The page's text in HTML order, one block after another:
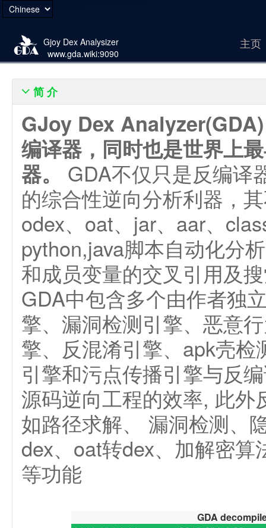
Gjoy Dex Analysizer
www.gda.wiki:9090
主页
简 介

GJoy Dex
编译器，同时也是世界上
器。
GDA不仅只是反编译
的综合性逆向分析利器，
odex、oat、jar、aar、
python,java脚本自动化分
和成员变量的交叉引用及
GDA中包含多个由作者独
擎、漏洞检测引擎、恶意
擎、反混淆引擎、apk壳
引擎和污点传播引擎与反
源码逆向工程的效率, 此
如路径求解、 漏洞检测、
dex、oat转dex、加解密
等功能
GDA